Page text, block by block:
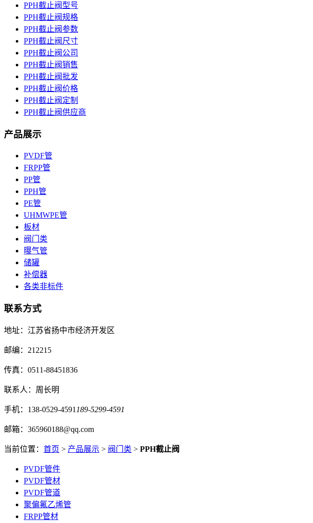
PPH截止阀型号
PPH截止阀规格
PPH截止阀参数
PPH截止阀尺寸
PPH截止阀公司
PPH截止阀销售
PPH截止阀批发
PPH截止阀价格
PPH截止阀定制
PPH截止阀供应商
产品展示
PVDF管
FRPP管
PP管
PPH管
PE管
UHMWPE管
板材
阀门类
曝气管
储罐
补偿器
各类非标件
联系方式
地址：江苏省扬中市经济开发区
邮编：212215
传真：0511-88451836
联系人：周长明
手机：138-0529-4591 189-5299-4591
邮箱：365960188@qq.com
当前位置： 首页 > 产品展示 > 阀门类 > PPH截止阀
PVDF管件
PVDF管材
PVDF管道
聚偏氟乙烯管
FRPP管材